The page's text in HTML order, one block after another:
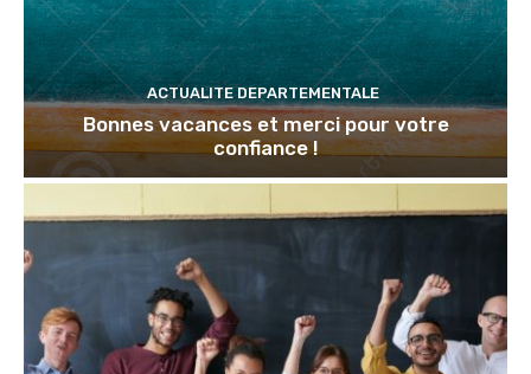
ACTUALITE DEPARTEMENTALE
Bonnes vacances et merci pour votre
confiance !